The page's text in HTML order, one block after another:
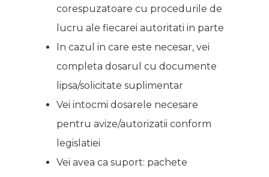
corespuzatoare cu procedurile de
lucru ale fiecarei autoritati in parte
In cazul in care este necesar, vei
completa dosarul cu documente
lipsa/solicitate suplimentar
Vei intocmi dosarele necesare
pentru avize/autorizatii conform
legislatiei
Vei avea ca suport: pachete